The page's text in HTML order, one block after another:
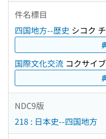
件名標目
四国地方--歴史 シコク
国際文化交流 コクサイ
NDC9版
218 : 日本史--四国地方